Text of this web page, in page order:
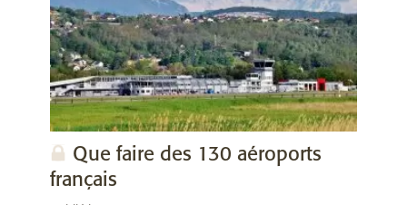
Que faire des 130 aéroports
français